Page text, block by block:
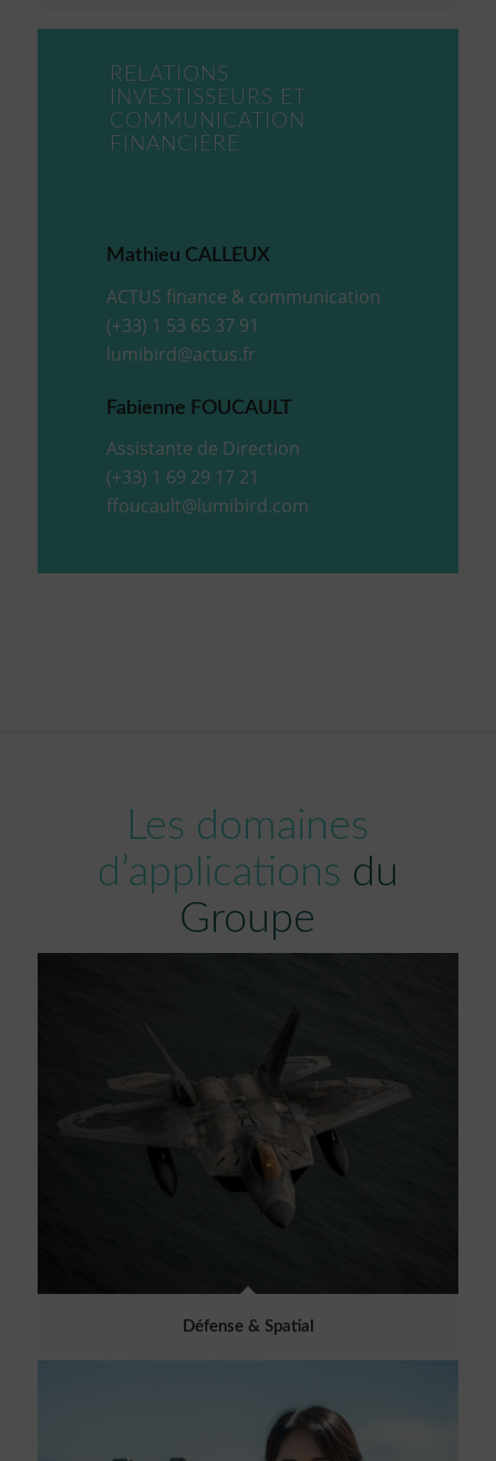
RELATIONS
INVESTISSEURS ET
COMMUNICATION
FINANCIÈRE
Mathieu CALLEUX
ACTUS finance & communication
(+33) 1 53 65 37 91
lumibird@actus.fr
Fabienne FOUCAULT
Assistante de Direction
(+33) 1 69 29 17 21
ffoucault@lumibird.com
Les domaines
d’applications du
Groupe
Défense & Spatial